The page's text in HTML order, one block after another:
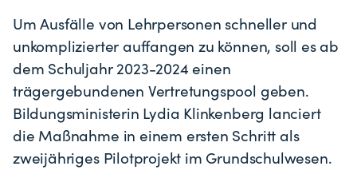
Um Ausfälle von Lehrpersonen schneller und
unkomplizierter auffangen zu können, soll es ab
dem Schuljahr 2023-2024 einen
trägergebundenen Vertretungspool geben.
Bildungsministerin Lydia Klinkenberg lanciert
die Maßnahme in einem ersten Schritt als
zweijähriges Pilotprojekt im Grundschulwesen.